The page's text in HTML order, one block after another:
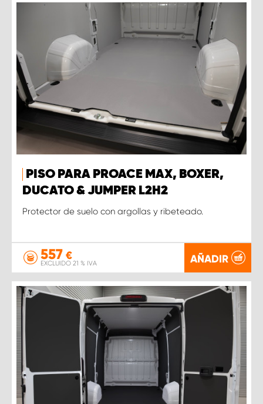
PISO PARA PROACE MAX, BOXER,
DUCATO & JUMPER L2H2
Protector de suelo con argollas y ribeteado.
557 €
EXCLUIDO 21 % IVA AÑADIR